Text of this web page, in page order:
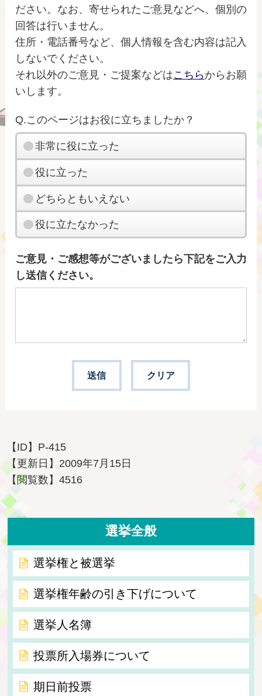
ださい。なお、寄せられたご意見などへ、個別の
回答は行いません。
住所・電話番号など、個人情報を含む内容は記入
しないでください。
それ以外のご意見・ご提案などはこちらからお願
いします。
Q.このページはお役に立ちましたか？
非常に役に立った
役に立った
どちらともいえない
役に立たなかった
ご意見・ご感想等がございましたら下記をご入力
し送信ください。
【ID】 P-415
【更新日】 2009年7月15日
【閲覧数】4516
選挙全般
選挙権と被選挙
選挙権年齢の引き下げについて
選挙人名簿
投票所入場券について
期日前投票